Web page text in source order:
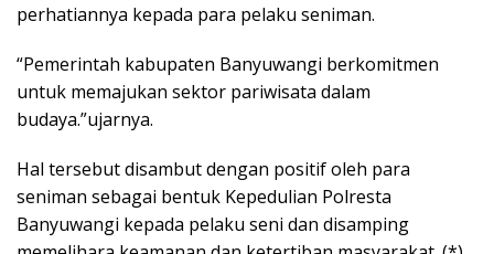
perhatiannya kepada para pelaku seniman.
“Pemerintah kabupaten Banyuwangi berkomitmen
untuk memajukan sektor pariwisata dalam
budaya.”ujarnya.
Hal tersebut disambut dengan positif oleh para
seniman sebagai bentuk Kepedulian Polresta
Banyuwangi kepada pelaku seni dan disamping